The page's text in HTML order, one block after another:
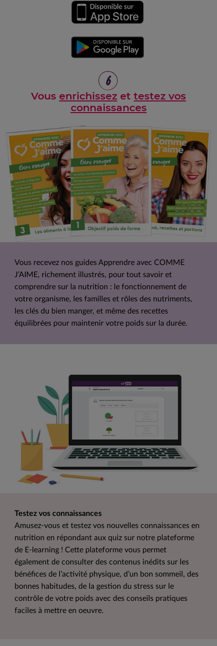
6
Vous enrichissez et testez vos
connaissances
Vous recevez nos guides Apprendre avec COMME
J’AIME, richement illustrés, pour tout savoir et
comprendre sur la nutrition : le fonctionnement de
votre organisme, les familles et rôles des nutriments,
les clés du bien manger, et même des recettes
équilibrées pour maintenir votre poids sur la durée.
Testez vos connaissances
Amusez-vous et testez vos nouvelles connaissances en
nutrition en répondant aux quiz sur notre plateforme
de E-learning ! Cette plateforme vous permet
également de consulter des contenus inédits sur les
bénéfices de l’activité physique, d’un bon sommeil, des
bonnes habitudes, de la gestion du stress sur le
contrôle de votre poids avec des conseils pratiques
faciles à mettre en oeuvre.